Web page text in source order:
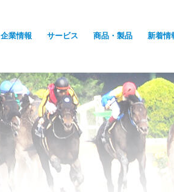
企業情報 サービス 商品・製品 新着情